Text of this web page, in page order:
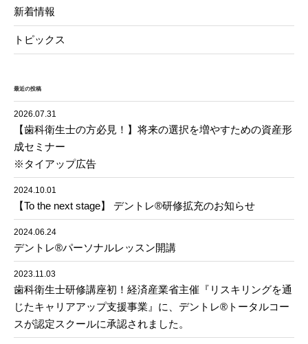
新着情報
トピックス
最近の投稿
2026.07.31
【歯科衛生士の方必見！】将来の選択を増やすための資産形
成セミナー
※タイアップ広告
2024.10.01
【To the next stage】 デントレ®︎研修拡充のお知らせ
2024.06.24
デントレ®︎パーソナルレッスン開講
2023.11.03
歯科衛生士研修講座初！経済産業省主催『リスキリングを通
じたキャリアアップ支援事業』に、デントレ®︎トータルコー
スが認定スクールに承認されました。